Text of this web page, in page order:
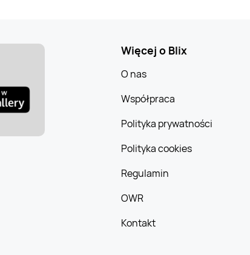
Więcej o Blix
O nas
Współpraca
Polityka prywatności
Polityka cookies
Regulamin
OWR
Kontakt